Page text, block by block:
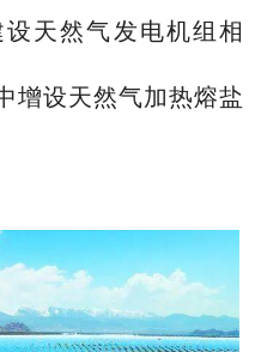
天然气发电机组相
增设天然气加热熔盐